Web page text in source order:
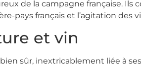
de la campagne française. Ils
pays français et l’agitation
et vin
bien sûr, inextricablement liée à